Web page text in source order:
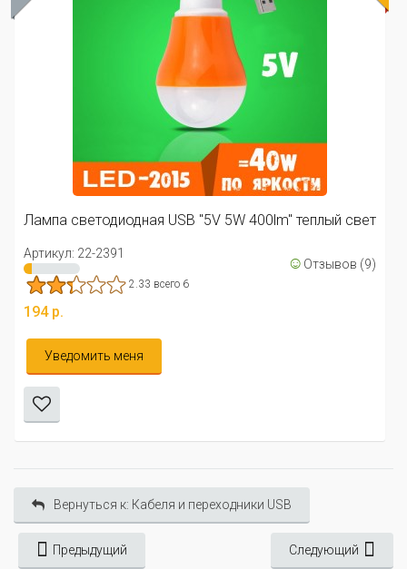
светодиодная USB "5V 5W 400lm" теплый свет
22-2391
Отзывов (9)
2.33 всего 6
меня
194 р.
Вернуться к: Кабеля и переходники USB
Предыдущий Следующий